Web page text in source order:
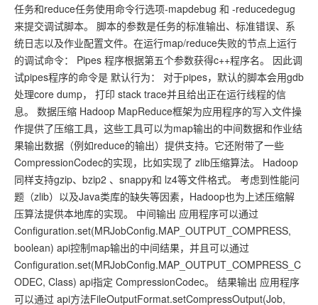
任务和reduce任务使用命令行选项-mapdebug 和 -reducedegug
来提交调试脚本。 脚本的参数是任务的标准输出、标准错误、系
统日志以及作业配置文件。在运行map/reduce失败的节点上运行
的调试命令： Pipes 程序根据第五个参数获得c++程序名。 因此调
试pipes程序的命令是 默认行为： 对于pipes，默认的脚本会用gdb
处理core dump， 打印 stack trace并且给出正在运行线程的信
息。 数据压缩 Hadoop MapReduce框架为应用程序的写入文件操
作提供了压缩工具，这些工具可以为map输出的中间数据和作业结
果输出数据（例如reduce的输出）提供支持。它还附带了一些
CompressionCodec的实现，比如实现了 zlib压缩算法。 Hadoop
同样支持gzip、bzip2 、snappy和 lz4等文件格式。 考虑到性能问
题（zlib）以及Java类库的缺失等因素，Hadoop也为上述压缩解
压算法提供本地库的实现。 中间输出 应用程序可以通过
Configuration.set(MRJobConfig.MAP_OUTPUT_COMPRESS,
boolean) api控制map输出的中间结果，并且可以通过
Configuration.set(MRJobConfig.MAP_OUTPUT_COMPRESS_C
ODEC, Class) api指定 CompressionCodec。 结果输出 应用程序
可以通过 api方法FileOutputFormat.setCompressOutput(Job,